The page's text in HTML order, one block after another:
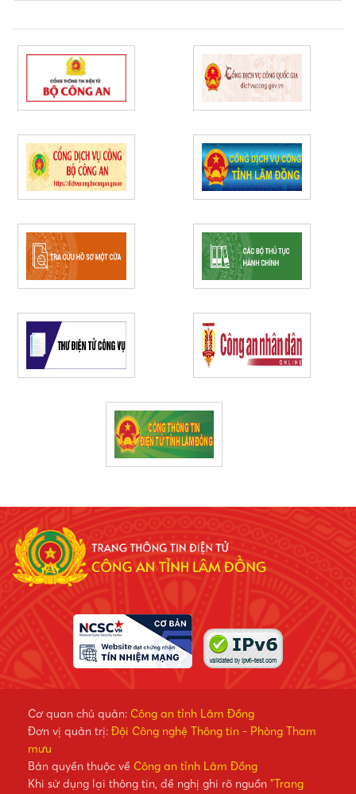
Cơ quan chủ quản: Công an tỉnh Lâm Đồng
Đơn vị quản trị: Đội Công nghệ Thông tin - Phòng Tham
mưu
Bản quyền thuộc về Công an tỉnh Lâm Đồng
Khi sử dụng lại thông tin, đề nghị ghi rõ nguồn "Trang